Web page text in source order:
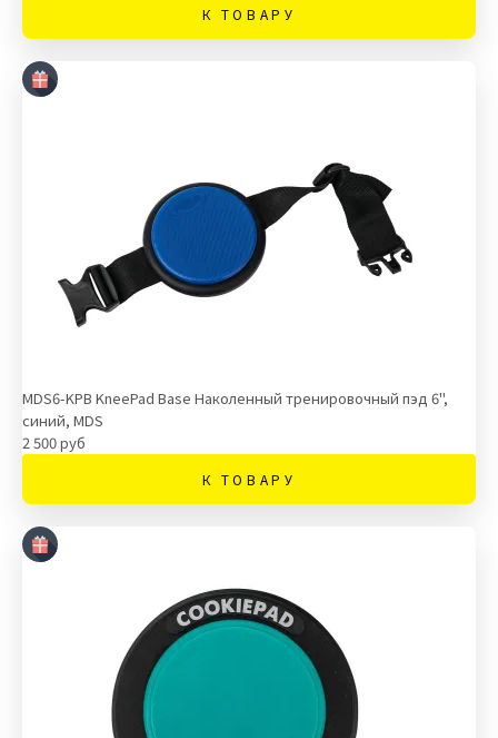
К ТОВАРУ
MDS6-KPB KneePad Base Наколенный тренировочный пэд 6",
синий, MDS
2 500 руб
К ТОВАРУ